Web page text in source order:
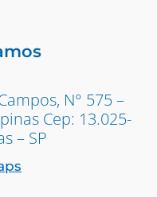
N° 575 –
Cep: 13.025-
– SP